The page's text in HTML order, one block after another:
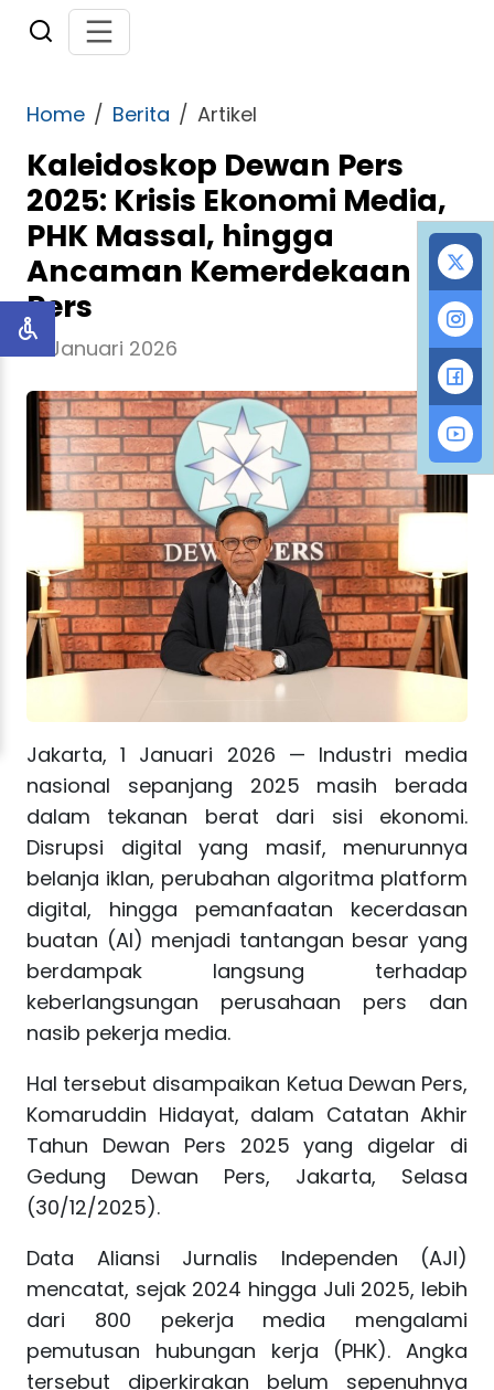
Home Berita Artikel
Kaleidoskop Dewan Pers
2025: Krisis Ekonomi Media,
PHK Massal, hingga
Ancaman Kemerdekaan
Pers
01 Januari 2026
Jakarta, 1 Januari 2026 — Industri media
nasional sepanjang 2025 masih berada
dalam tekanan berat dari sisi ekonomi.
Disrupsi digital yang masif, menurunnya
belanja iklan, perubahan algoritma platform
digital, hingga pemanfaatan kecerdasan
buatan (AI) menjadi tantangan besar yang
berdampak langsung terhadap
keberlangsungan perusahaan pers dan
nasib pekerja media.
Hal tersebut disampaikan Ketua Dewan Pers,
Komaruddin Hidayat, dalam Catatan Akhir
Tahun Dewan Pers 2025 yang digelar di
Gedung Dewan Pers, Jakarta, Selasa
(30/12/2025).
Data Aliansi Jurnalis Independen (AJI)
mencatat, sejak 2024 hingga Juli 2025, lebih
dari 800 pekerja media mengalami
pemutusan hubungan kerja (PHK). Angka
tersebut diperkirakan belum sepenuhnya